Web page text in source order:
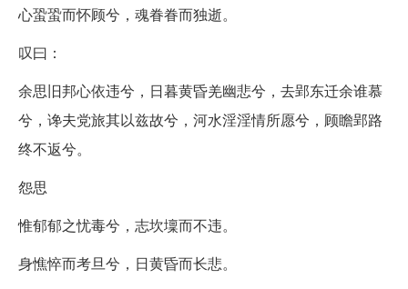
心蛩蛩而怀顾兮，魂眷眷而独逝。
叹曰：
余思旧邦心依违兮，日暮黄昏羌幽悲兮，去郢东迁余谁慕
兮，谗夫党旅其以兹故兮，河水淫淫情所愿兮，顾瞻郢路
终不返兮。
怨思
惟郁郁之忧毒兮，志坎壈而不违。
身憔悴而考旦兮，日黄昏而长悲。